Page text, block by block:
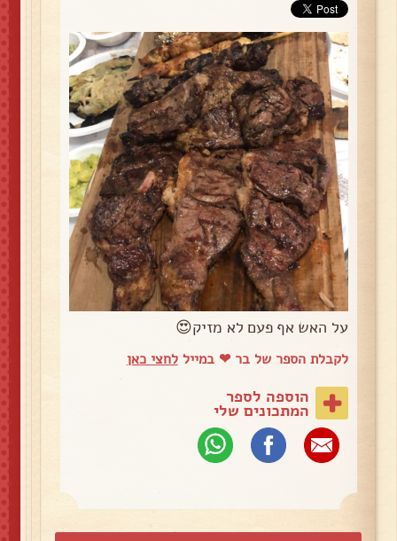
על האש אף פעם לא מזיק😍
לקבלת הספר של בר ❤ במייללחצי כאן
הוספה לספר
המתכונים שלי